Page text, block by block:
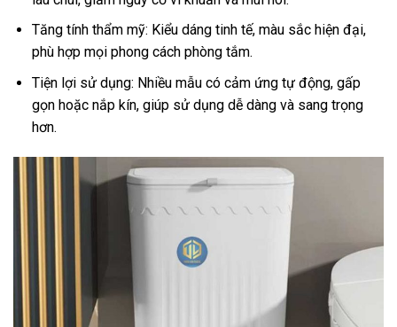
Tăng tính thẩm mỹ: Kiểu dáng tinh tế, màu sắc hiện đại,
phù hợp mọi phong cách phòng tắm.
Tiện lợi sử dụng: Nhiều mẫu có cảm ứng tự động, gấp
gọn hoặc nắp kín, giúp sử dụng dễ dàng và sang trọng
hơn.